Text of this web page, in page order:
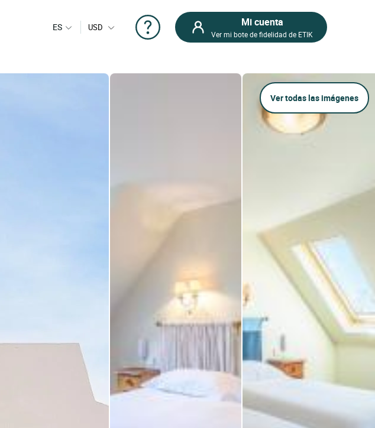
ES USD Mi cuenta
Ver mi bote de fidelidad de ETIK
Ver todas las imágenes